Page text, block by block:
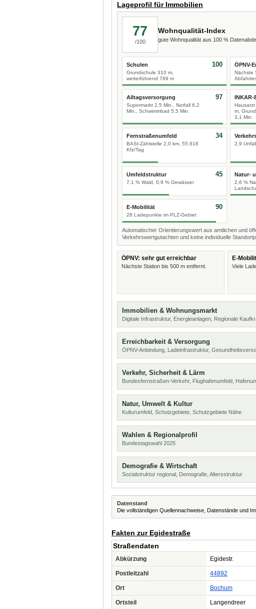
Lageprofil für Immobilien
77
/100
Wohnqualität-Index
gute Wohnqualität aus 100 %
Schulen
Grundschule 310 m,
weiterführend 769 m
100 ÖPNV-
Nächste
Alltagsversorgung
Supermarkt 2,5 Min., Notfall 6,2
Min., Schwimmbad 5,5 Min.
97 INKAR-
m,
3,1 Min.
Fernstraßenumfeld
BASt-Zählstelle 2,0 km, 55.616
Kfz/Tag
34
2,9
Umfeldstruktur
7,1 % Wald, 0,9 % Gewässer
45 Natur-
2,6 %
E-Mobilität
28 Ladepunkte im PLZ-Gebiet
90
Automatischer Orientierungswert aus amtlichen und
Verkehrswertgutachten und keine individuelle
ÖPNV: sehr gut erreichbar
Nächste Station bis 500 m entfernt.
E-
Viele
Immobilien & Wohnungsmarkt
Digitale Infrastruktur, Energieanlagen, Regionale
Erreichbarkeit & Versorgung
ÖPNV-Anbindung, Ladeinfrastruktur,
Verkehr, Sicherheit & Lärm
Bundesfernstraßen-Verkehr, Flughafenumfeld,
Natur, Umwelt & Kultur
Kulturumfeld, Schutzgebiete, Schutzgebiete Nähe
Wahlen & Regionalprofil
Bundestagswahl 2025
Demografie & Wirtschaft
Sozialstruktur regional, Demografie, Altersstruktur
Datenstand
Die vollständigen Quellennachweise, Datenstände und
Fakten zur Egidestraße
Straßendaten
Abkürzung Egidestr.
Postleitzahl 44892
Ort Bochum
Ortsteil Langendreer